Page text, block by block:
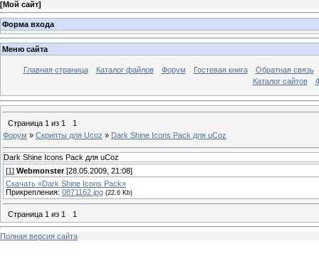
[Мой сайт]
Форма входа
Меню сайта
Главная страница Каталог файлов Форум Гостевая книга
Обратная связь
Каталог сайтов
Страница 1 из 1
1
Форум » Скрипты для Ucoz » Dark Shine Icons Pack для uCoz
Dark Shine Icons Pack для uCoz
[1 ] Webmonster[28.05.2009, 21:08]
Скачать «Dark Shine Icons Pack»
Прикрепления: 0871162.jpg (22.6 Kb)
Страница 1 из 1 1
Полная версия сайта